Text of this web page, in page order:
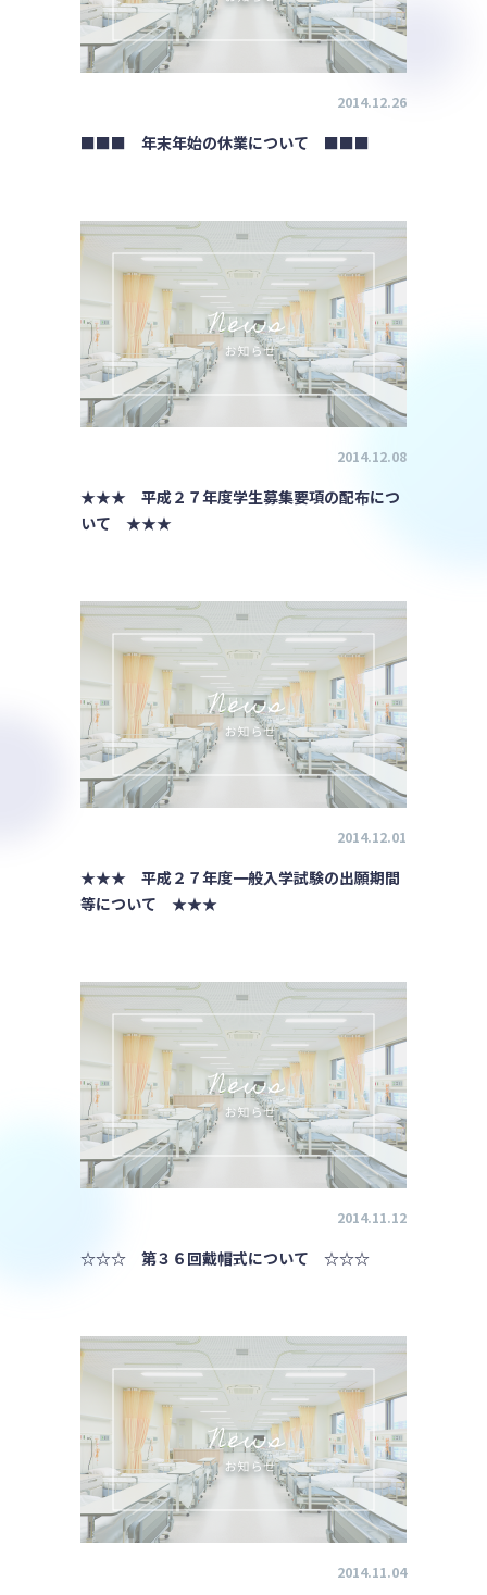
2014.12.26
■■■ 年末年始の休業について ■■■
2014.12.08
★★★ 平成２７年度学生募集要項の配布につ
いて ★★★
2014.12.01
★★★ 平成２７年度一般入学試験の出願期間
等について ★★★
2014.11.12
☆☆☆ 第３６回戴帽式について ☆☆☆
2014.11.04